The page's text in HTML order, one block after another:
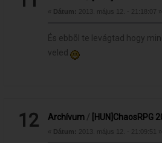
« Dátum: 2013. május 12. - 21:18:07 »
És ebbõl te levágtad hogy
veled
12 Archívum / [HUN]ChaosRPG
« Dátum: 2013. május 12. - 21:09:51 »